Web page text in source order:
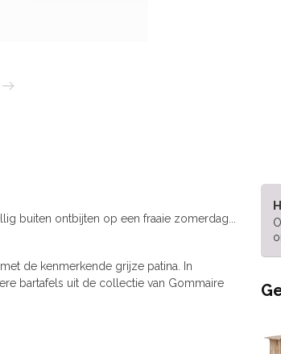
buiten ontbijten op een fraaie zomerdag...
de kenmerkende grijze patina. In
bartafels uit de collectie van Gommaire